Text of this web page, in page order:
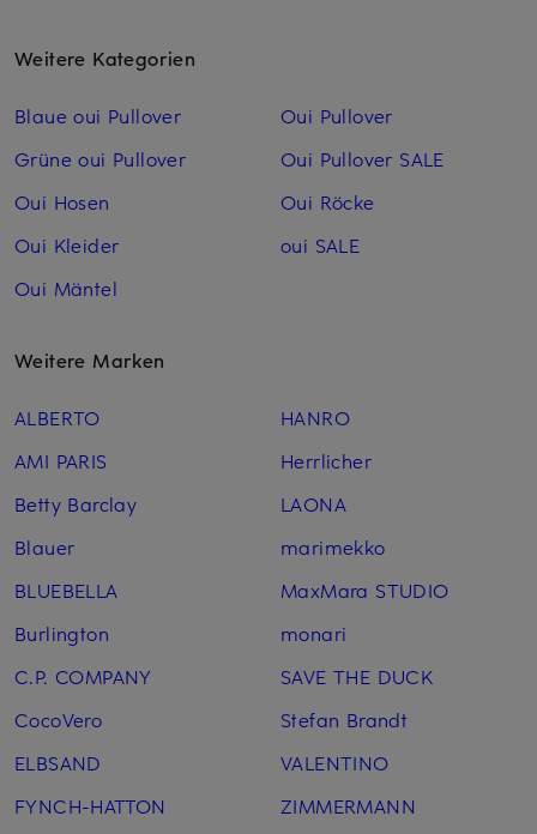
Weitere Kategorien
Blaue oui Pullover
Grüne oui Pullover
Oui Hosen
Oui Kleider
Oui Mäntel
Oui Pullover
Oui Pullover SALE
Oui Röcke
oui SALE
Weitere Marken
ALBERTO
AMI PARIS
Betty Barclay
Blauer
BLUEBELLA
Burlington
C.P. COMPANY
CocoVero
ELBSAND
FYNCH-HATTON
HANRO
Herrlicher
LAONA
marimekko
MaxMara STUDIO
monari
SAVE THE DUCK
Stefan Brandt
VALENTINO
ZIMMERMANN